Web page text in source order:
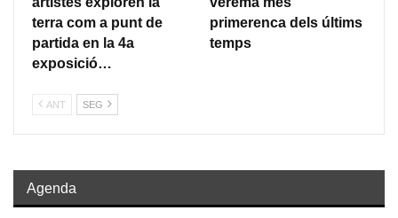
terra com a punt de
partida en la 4a
exposició…
primerenca dels últims
temps
ANT SEG
Agenda